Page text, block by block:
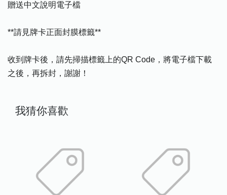
贈送中文說明電子檔
**請見牌卡正面封膜標籤**
收到牌卡後，請先掃描標籤上的QR Code，將電子檔下載
之後，再拆封，謝謝！
我猜你喜歡